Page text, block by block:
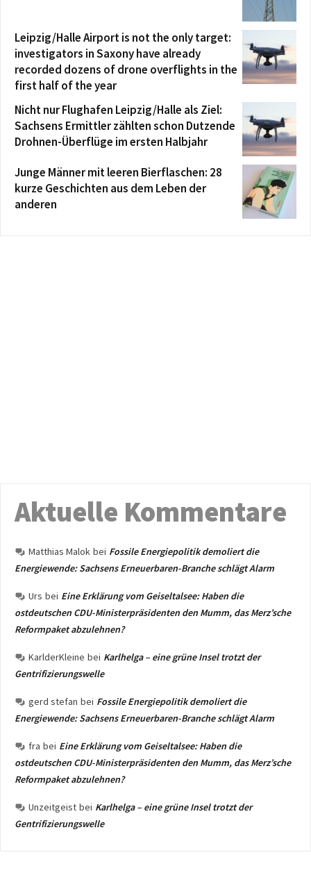
Leipzig/Halle Airport is not the only target:
investigators in Saxony have already
recorded dozens of drone overflights in the
first half of the year
Nicht nur Flughafen Leipzig/Halle als Ziel:
Sachsens Ermittler zählten schon Dutzende
Drohnen-Überflüge im ersten Halbjahr
Junge Männer mit leeren Bierflaschen: 28
kurze Geschichten aus dem Leben der
anderen
Aktuelle Kommentare
Matthias Malok bei Fossile Energiepolitik demoliert die
Energiewende: Sachsens Erneuerbaren-Branche schlägt Alarm
Urs bei Eine Erklärung vom Geiseltalsee: Haben die
ostdeutschen CDU-Ministerpräsidenten den Mumm, das Merz’sche
Reformpaket abzulehnen?
KarlderKleine bei Karlhelga – eine grüne Insel trotzt der
Gentrifizierungswelle
gerd stefan bei Fossile Energiepolitik demoliert die
Energiewende: Sachsens Erneuerbaren-Branche schlägt Alarm
fra bei Eine Erklärung vom Geiseltalsee: Haben die
ostdeutschen CDU-Ministerpräsidenten den Mumm, das Merz’sche
Reformpaket abzulehnen?
Unzeitgeist bei Karlhelga – eine grüne Insel trotzt der
Gentrifizierungswelle